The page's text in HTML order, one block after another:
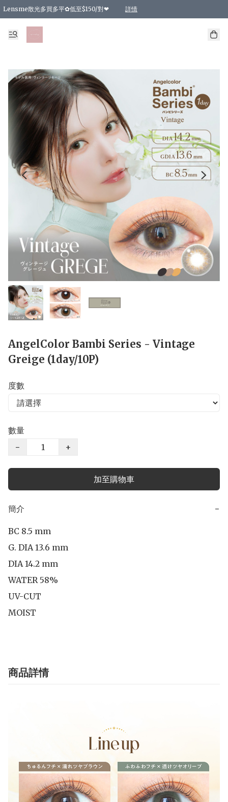
Lensme散光多買多平✿低至$150/對❤ 詳情
台灣Karacon⁩✧日拋 特價清貨❁⃘
日本韓國多款日/月拋現貨☼ 特價❤︎數量有限 售完即止
🇰🇷韓國多款月拋現貨 特價兩對$99✿數量有限 售完即止♫
精選商品，任選買2件或以上9 折；買4件或以上85 折；買6件或以上8 折
精選商品，任選買2件HKD 140.00；買4件HKD 260.00
精選商品，任選買2件HKD 190.00；買4件HKD 360.00
精選商品，任選買2件HKD 110.00；買4件HKD 180.00
精選商品，任選買2件HKD 170.00；買4件HKD 320.00
精選商品，任選買2件或以上減HKD 148.00
精選商品，任選買2件或以上減HKD 148.00
精選商品，任選買2件或以上95 折；買4件或以上9 折；買6件或以上85 折；買8件
精選商品，任選買12件或以上87 折
精選商品，任選買2件或以上減HKD 16.00；買4件或以上減HKD 32.00；買6
精選商品，任選買2件或以上95 折；買4件或以上9 折；買8件或以上85 折；買12
購物滿 HKD 800.00即享免運費優惠！（適用於 特定的送貨方式 )
AngelColor Bambi Series - Vintage
Greige (1day/10P)
度數
數量
−
+
加至購物車
簡介 −
BC 8.5 mm
G. DIA 13.6 mm
DIA 14.2 mm
WATER 58%
UV-CUT
MOIST
商品詳情